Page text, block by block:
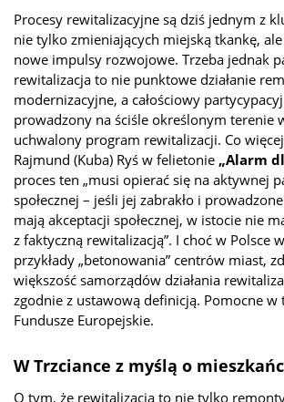
Procesy rewitalizacyjne są dziś jednym z
nie tylko zmieniających miejską tkankę,
nowe impulsy rozwojowe. Trzeba jednak
rewitalizacja to nie punktowe działanie
modernizacyjne, a całościowy
prowadzony na ściśle określonym terenie
uchwalony program rewitalizacji. Co
Rajmund (Kuba) Ryś w felietonie „Alarm
proces ten „musi opierać się na aktywnej
społecznej – jeśli jej zabrakło i
mają akceptacji społecznej, w istocie nie
z faktyczną rewitalizacją”. I choć w Polsce
przykłady „betonowania” centrów miast,
większość samorządów działania
zgodnie z ustawową definicją. Pomocne w
Fundusze Europejskie.
W Trzciance z myślą o
O tym, że rewitalizacja to nie tylko